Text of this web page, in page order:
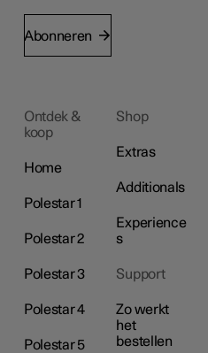
Abonneren
Ontdek &
koop
Home
Polestar 1
Polestar 2
Polestar 3
Polestar 4
Polestar 5
Shop
Extras
Additionals
Experience
s
Support
Zo werkt
het
bestellen